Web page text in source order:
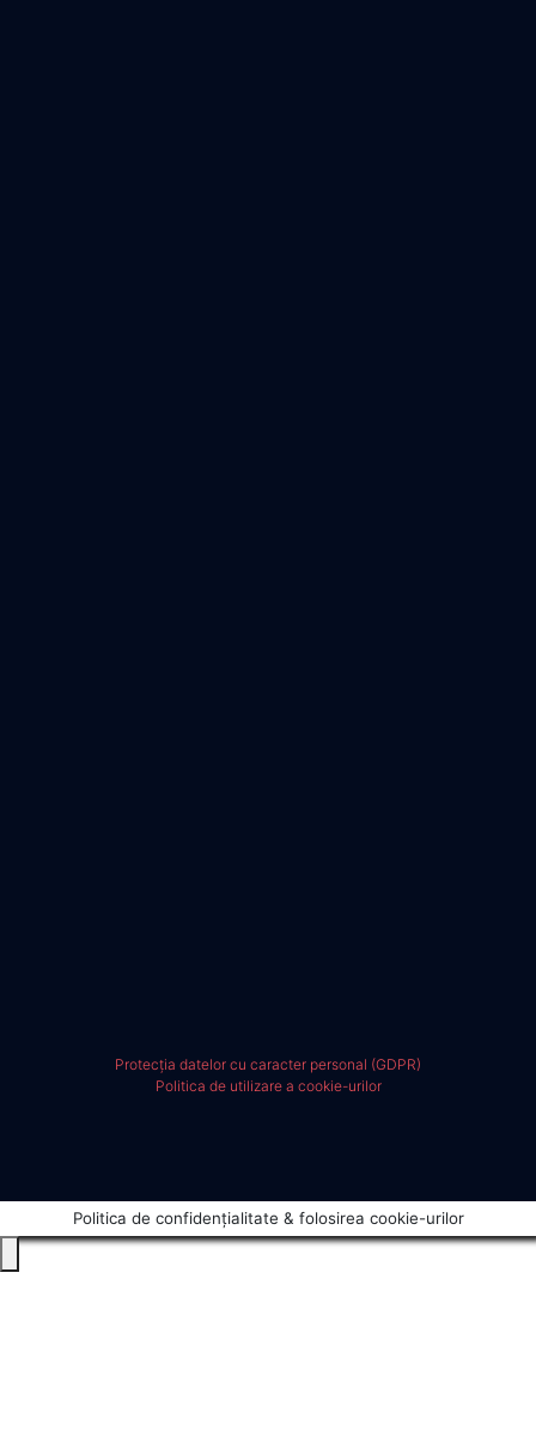
Protecția datelor cu caracter personal (GDPR)
Politica de utilizare a cookie-urilor
Politica de confidențialitate & folosirea cookie-urilor